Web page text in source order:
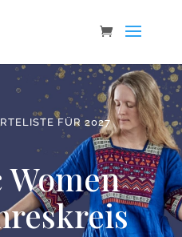
FÜR 2027
Women